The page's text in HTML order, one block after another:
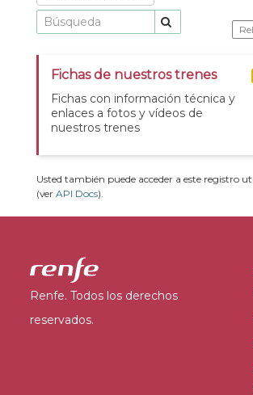
Fichas de nuestros trenes
Fichas con información técnica y
enlaces a fotos y vídeos de
nuestros trenes
Usted también puede acceder a este registro
(ver API Docs).
Renfe. Todos los derechos
reservados.